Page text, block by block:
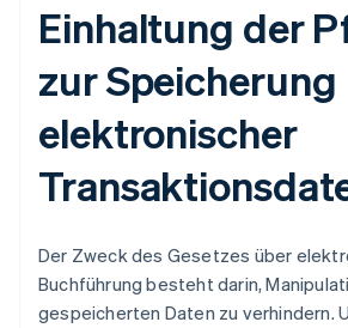
Einhaltung der
zur Speicherung
elektronischer
Der Zweck des Gesetzes über
Buchführung besteht darin,
gespeicherten Daten zu verhindern.